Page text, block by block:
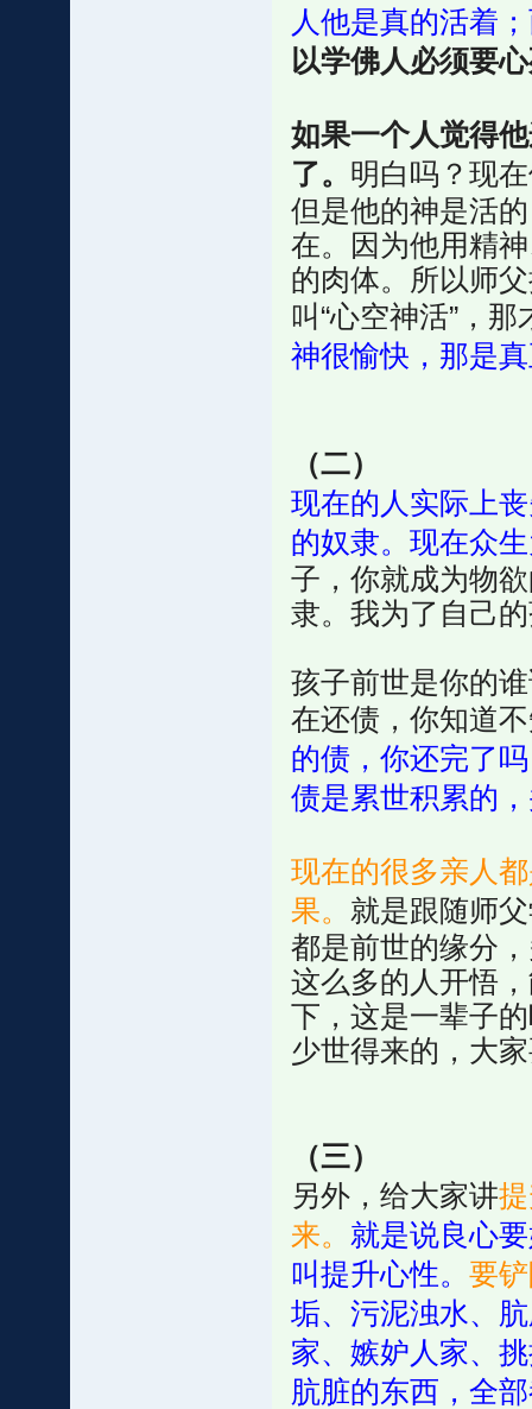
人他是真的活着
以学佛人必须要
如果一个人觉得
了。 明白吗？现
但是他的神是活
在。因为他用精
的肉体。所以师
叫“心空神活”，
神很愉快，那是
（二）
现在的人实际上
的奴隶。现在众
子，你就成为物
隶。我为了自己
孩子前世是你的
在还债，你知道
的债，你还完了
债是累世积累的
现在的很多亲人
果。 就是跟随师
都是前世的缘分
这么多的人开悟
下，这是一辈子
少世得来的，大
（三）
另外，给大家讲
来。 就是说良心
叫提升心性。 要
垢、污泥浊水、
家、嫉妒人家、
肮脏的东西，全